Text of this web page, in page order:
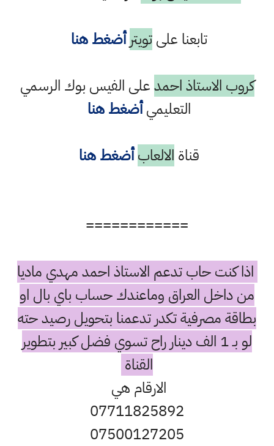
تابعنا علىتويتر أضغط هنا
كروب الاستاذ احمدعلى الفيس بوك الرسمي
التعليميأضغط هنا
قناة الالعابأضغط هنا
============
اذا كنت حاب تدعم الاستاذ احمد مهدي ماديا
من داخل العراق وماعندك حساب باي بال او
بطاقة مصرفية تكدر تدعمنا بتحويل رصيد حته
لو بـ 1 الف دينار راح تسوي فضل كبير بتطوير
القناة
الارقام هي
07711825892
07500127205